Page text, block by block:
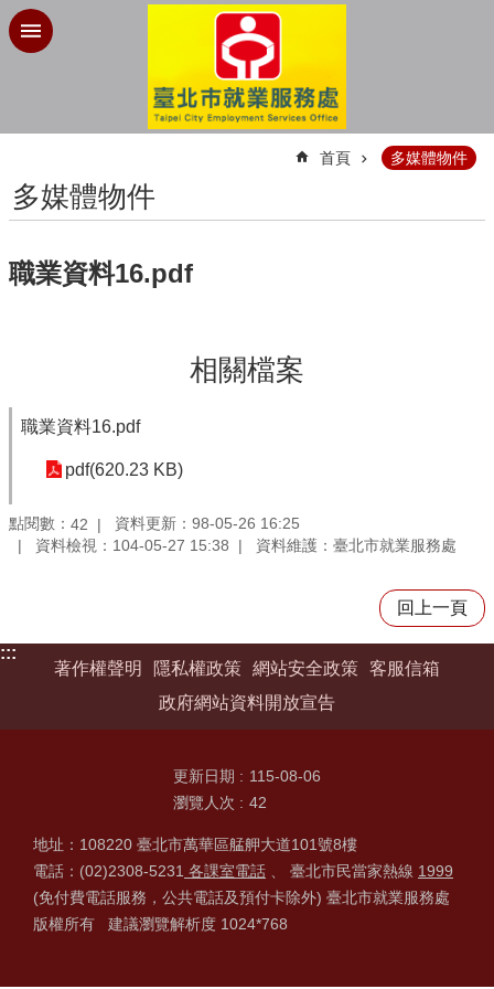
跳到主要內容區塊
首頁 多媒體物件
多媒體物件
職業資料16.pdf
相關檔案
職業資料16.pdf
pdf(620.23 KB)
點閱數： 42
資料更新：98-05-26 16:25
資料檢視：104-05-27 15:38
資料維護：臺北市就業服務處
回上一頁
:::
著作權聲明
隱私權政策 網站安全政策 客服信箱
政府網站資料開放宣告
更新日期
115-08-06
瀏覽人次
42
地址：108220 臺北市萬華區艋舺大道101號8樓
電話：(02)2308-5231 各課室電話 、 臺北市民當家熱線 1999
(免付費電話服務，公共電話及預付卡除外) 臺北市就業服務處
版權所有 建議瀏覽解析度 1024*768